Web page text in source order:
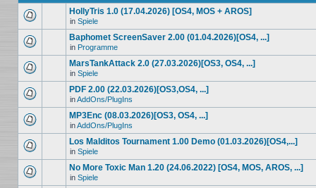
HollyTris 1.0 (17.04.2026) [OS4, MOS + AROS]
in Spiele
Baphomet ScreenSaver 2.00 (01.04.2026)[OS4, ...]
in Programme
MarsTankAttack 2.0 (27.03.2026)[OS3, OS4, ...]
in Spiele
PDF 2.00 (22.03.2026)[OS3,OS4, ...]
inAddOns/PlugIns
MP3Enc (08.03.2026)[OS3, OS4, ...]
inAddOns/PlugIns
Los Malditos Tournament 1.00 Demo (01.03.2026)[OS4,...]
in Spiele
No More Toxic Man 1.20 (24.06.2022) [OS4, MOS, AROS, ...]
in Spiele